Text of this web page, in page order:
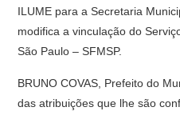
ILUME para a Secretaria
modifica a vinculação do
São Paulo – SFMSP.
BRUNO COVAS, Prefeito do
das atribuições que lhe são